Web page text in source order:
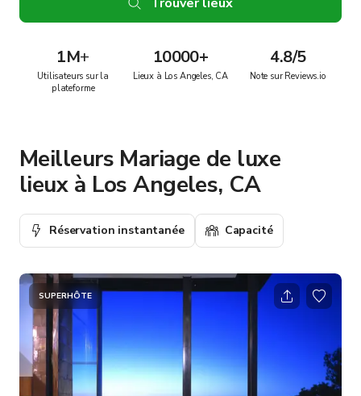
1M+
Utilisateurs sur la
plateforme
10000+
Lieux à Los Angeles, CA
4.8/5
Note sur Reviews.io
Meilleurs Mariage de luxe
lieux à Los Angeles, CA
Réservation instantanée Capacité
SUPERHÔTE